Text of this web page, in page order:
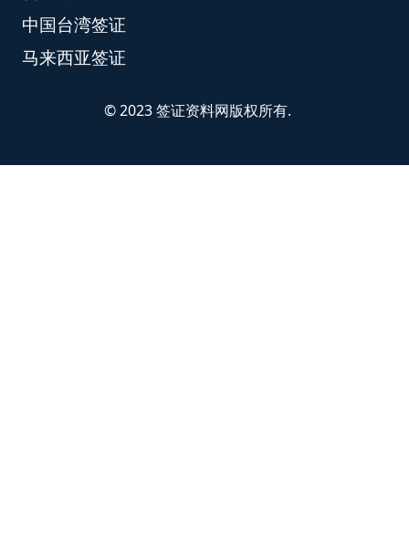
中国台湾签证
马来西亚签证
© 2023 签证资料网版权所有.